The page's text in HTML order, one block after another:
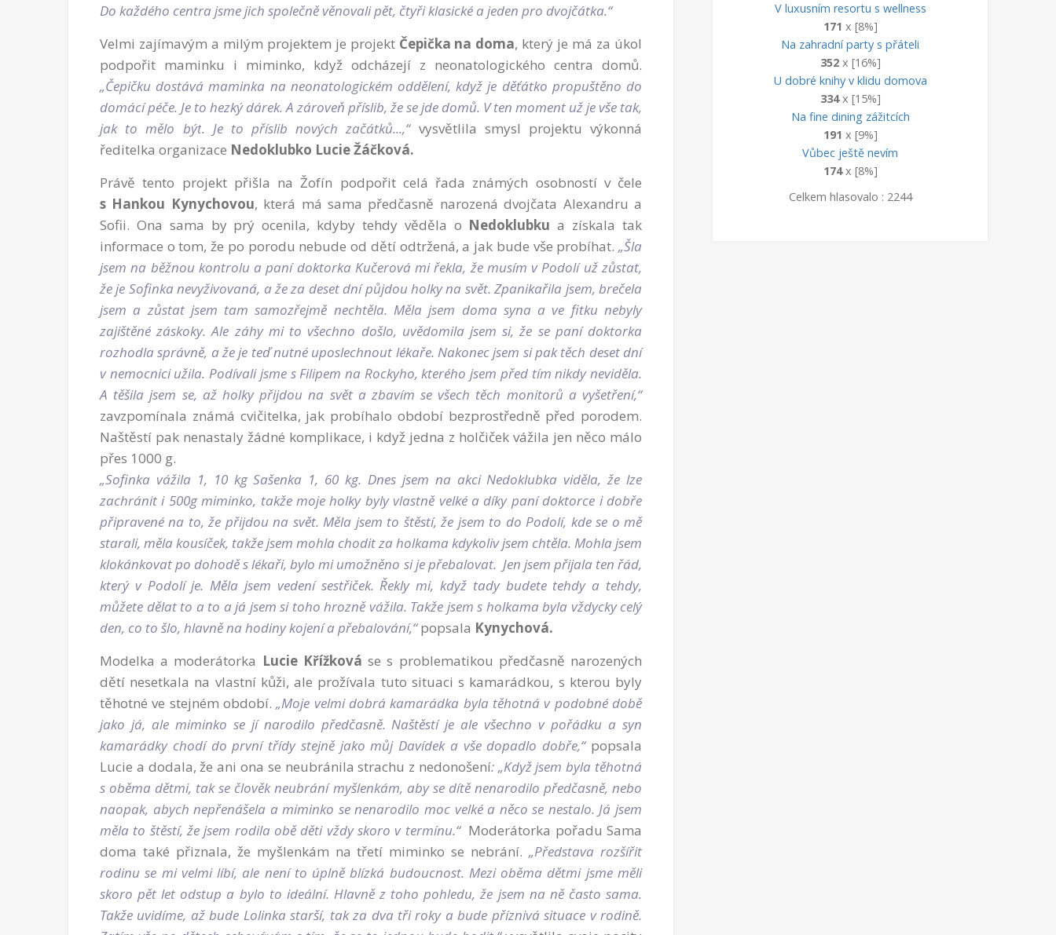
Do každého centra jsme jich společně věnovali pět, čtyři klasické a jeden pro dvojčátka.“
Velmi zajímavým a milým projektem je projekt Čepička na doma, který je má za úkol
podpořit maminku i miminko, když odcházejí z neonatologického centra domů.
„Čepičku dostává maminka na neonatologickém oddělení, když je děťátko propuštěno do
domácí péče. Je to hezký dárek. A zároveň příslib, že se jde domů. V ten moment už je vše tak,
jak to mělo být. Je to příslib nových začátků...,“vysvětlila smysl projektu výkonná
ředitelka organizace Nedoklubko Lucie Žáčková.
Právě tento projekt přišla na Žofín podpořit celá řada známých osobností v čele
s Hankou Kynychovou, která má sama předčasně narozená dvojčata Alexandru a
Sofii. Ona sama by prý ocenila, kdyby tehdy věděla o Nedoklubkua získala tak
informace o tom, že po porodu nebude od dětí odtržená, a jak bude vše probíhat. „Šla
jsem na běžnou kontrolu a paní doktorka Kučerová mi řekla, že musím v Podolí už zůstat,
že je Sofinka nevyživovaná, a že za deset dní půjdou holky na svět. Zpanikařila jsem, brečela
jsem a zůstat jsem tam samozřejmě nechtěla. Měla jsem doma syna a ve fitku nebyly
zajištěné záskoky. Ale záhy mi to všechno došlo, uvědomila jsem si, že se paní doktorka
rozhodla správně, a že je teď nutné uposlechnout lékaře. Nakonec jsem si pak těch deset dní
v nemocnici užila. Podívali jsme s Filipem na Rockyho, kterého jsem před tím nikdy neviděla.
A těšila jsem se, až holky přijdou na svět a zbavím se všech těch monitorů a vyšetření,“
zavzpomínala známá cvičitelka, jak probíhalo období bezprostředně před porodem.
Naštěstí pak nenastaly žádné komplikace, i když jedna z holčiček vážila jen něco málo
přes 1000 g.
„Sofinka vážila 1, 10 kg Sašenka 1, 60 kg. Dnes jsem na akci Nedoklubka viděla, že lze
zachránit i 500g miminko, takže moje holky byly vlastně velké a díky paní doktorce i dobře
připravené na to, že přijdou na svět. Měla jsem to štěstí, že jsem to do Podolí, kde se o mě
starali, měla kousíček, takže jsem mohla chodit za holkama kdykoliv jsem chtěla. Mohla jsem
klokánkovat po dohodě s lékaři, bylo mi umožněno si je přebalovat. Jen jsem přijala ten řád,
který v Podolí je. Měla jsem vedení sestřiček. Řekly mi, když tady budete tehdy a tehdy,
můžete dělat to a to a já jsem si toho hrozně vážila. Takže jsem s holkama byla vždycky celý
den, co to šlo, hlavně na hodiny kojení a přebalování,“popsala Kynychová.
Modelka a moderátorka Lucie Křížková se s problematikou předčasně narozených
dětí nesetkala na vlastní kůži, ale prožívala tuto situaci s kamarádkou, s kterou byly
těhotné ve stejném období.„Moje velmi dobrá kamarádka byla těhotná v podobné době
jako já, ale miminko se jí narodilo předčasně. Naštěstí je ale všechno v pořádku a syn
kamarádky chodí do první třídy stejně jako můj Davídek a vše dopadlo dobře,“popsala
Lucie a dodala, že ani ona se neubránila strachu z nedonošení: „Když jsem byla těhotná
s oběma dětmi, tak se člověk neubrání myšlenkám, aby se dítě nenarodilo předčasně, nebo
naopak, abych nepřenášela a miminko se nenarodilo moc velké a něco se nestalo. Já jsem
měla to štěstí, že jsem rodila obě děti vždy skoro v termínu.“Moderátorka pořadu Sama
doma také přiznala, že myšlenkám na třetí miminko se nebrání.„Představa rozšířit
rodinu se mi velmi líbí, ale není to úplně blízká budoucnost. Mezi oběma dětmi jsme měli
skoro pět let odstup a bylo to ideální. Hlavně z toho pohledu, že jsem na ně často sama.
Takže uvidíme, až bude Lolinka starší, tak za dva tři roky a bude příznivá situace v rodině.
V luxusním resortu s wellness
171 x [8%]
Na zahradní party s přáteli
352x [16%]
U dobré knihy v klidu domova
334x [15%]
Na fine dining zážitcích
191 x [9%]
Vůbec ještě nevím
174x [8%]
Celkem hlasovalo : 2244